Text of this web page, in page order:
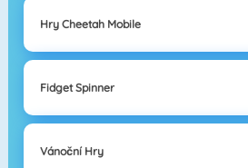
Hry Cheetah Mobile
Fidget Spinner
Vánoční Hry